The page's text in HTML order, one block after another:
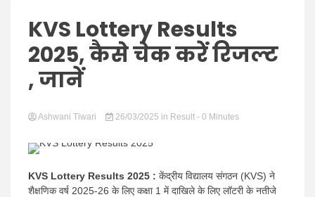
Hindi
News
KVS Lottery Results
2025, कैसे चेक करें रिजल्ट
, जानें
Ashwani Tiwari 26/03/2025 in Result - 0 Minutes
KVS Lottery Results 2025 : केंद्रीय विद्यालय संगठन (KVS) ने
शैक्षणिक वर्ष 2025-26 के लिए कक्षा 1 में दाखिले के लिए लॉटरी के नतीजे